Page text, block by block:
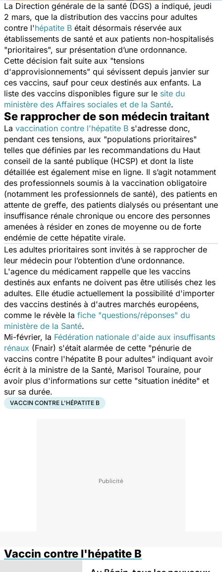
La Direction générale de la santé (DGS) a indiqué, jeudi
2 mars, que la distribution des vaccins pour adultes
contre l'hépatite B était désormais réservée aux
établissements de santé et aux patients non-hospitalisés
"prioritaires", sur présentation d’une ordonnance.
Cette décision fait suite aux "tensions
d'approvisionnements" qui sévissent depuis janvier sur
ces vaccins, sauf pour ceux destinés aux enfants. La
liste des vaccins disponibles figure sur le site du
ministère des Affaires sociales et de la Santé.
Se rapprocher de son médecin traitant
La vaccination contre l'hépatite B s'adresse donc,
pendant ces tensions, aux "populations prioritaires"
telles que définies par les recommandations du Haut
conseil de la santé publique (HCSP) et dont la liste
détaillée est également mise en ligne. Il s’agit notamment
des professionnels soumis à la vaccination obligatoire
(notamment les professionnels de santé), des patients en
attente de greffe, des patients dialysés ou présentant une
insuffisance rénale chronique ou encore des personnes
amenées à résider en zones de moyenne ou de forte
endémie de cette hépatite virale.
Les adultes prioritaires sont invités à se rapprocher de
leur médecin pour l’obtention d’une ordonnance.
L'agence du médicament rappelle que les vaccins
destinés aux enfants ne doivent pas être utilisés chez les
adultes. Elle étudie actuellement la possibilité d'importer
des vaccins destinés à d'autres marchés européens,
comme le révèle la fiche "questions/réponses" du
ministère de la Santé.
Mi-février, la Fédération nationale d'aide aux insuffisants
rénaux (Fnair) s'était alarmée de cette "pénurie de
vaccins contre l'hépatite B pour adultes" indiquant avoir
écrit à la ministre de la Santé, Marisol Touraine, pour
avoir plus d'informations sur cette "situation inédite" et
sur sa durée.
VACCIN CONTRE L'HÉPATITE B
Vaccin contre l'hépatite B